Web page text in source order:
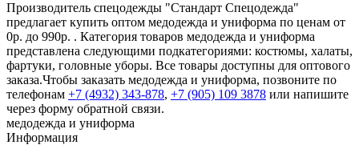
Производитель спецодежды "Стандарт Спецодежда"
предлагает купить оптом медодежда и униформа по ценам от
0р. до 990р. . Категория товаров медодежда и униформа
представлена следующими подкатегориями: костюмы, халаты,
фартуки, головные уборы. Все товары доступны для оптового
заказа.Чтобы заказать медодежда и униформа, позвоните по
телефонам +7 (4932) 343-878, +7 (905) 109 3878 или напишите
через форму обратной связи.
медодежда и униформа
Информация